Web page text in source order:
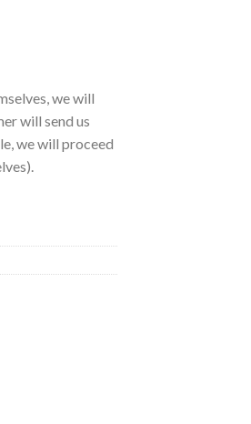
we will
will send us
we will proceed